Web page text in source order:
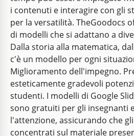
Storie di successo degli
Bellissima laurea in
Celebra i successi accademici
bellissimo modello di
Education Graduation di colore
i contenuti e interagire con gli
per la versatilità. TheGoodocs
di modelli che si adattano a
Dalla storia alla matematica,
c'è un modello per ogni
Miglioramento dell'impegno.
esteticamente gradevoli
studenti. I modelli di Google
sono gratuiti per gli insegnanti
l'attenzione, assicurando che
concentrati sul materiale